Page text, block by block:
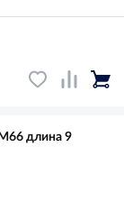
длина 9